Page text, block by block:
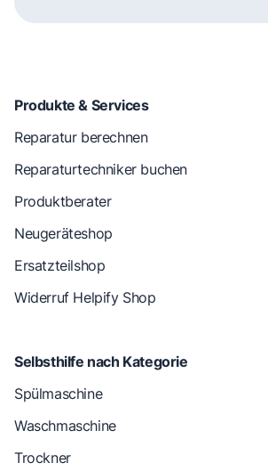
Produkte & Services
Reparatur berechnen
Reparaturtechniker buchen
Produktberater
Neugeräteshop
Ersatzteilshop
Widerruf Helpify Shop
Selbsthilfe nach Kategorie
Spülmaschine
Waschmaschine
Trockner